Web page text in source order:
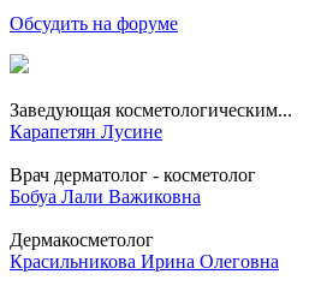
Обсудить на форуме
Заведующая косметологическим...
Карапетян Лусине
Врач дерматолог - косметолог
Бобуа Лали Важиковна
Дермакосметолог
Красильникова Ирина Олеговна